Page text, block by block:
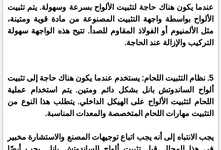
عندما يكون هناك حاجة لتثبيت الألواح بسرعة وسهولة. يتم تثبيت
الألواح بواسطة واجهة التثبيت المصنوعة من مادة قوية ومتينة،
مثل الألمنيوم أو الفولاذ المقاوم للصدأ. تتيح هذه الواجهة سهولة
التركيب والإزالة عند الحاجة.
5. نظام التثبيت اللحام: يستخدم عندما يكون هناك حاجة إلى تثبيت
ألواح الساندوتش بانل بشكل دائم ومتين. يتم استخدام عملية
اللحام لتثبيت الألواح على الهيكل الداخلي. يتطلب هذا النوع من
التثبيت مهارات اللحام المتخصصة والمعدات المناسبة.
يجب الانتباه إلى أنه يجب اتباع توجيهات المصنع والاستشارة مخبير